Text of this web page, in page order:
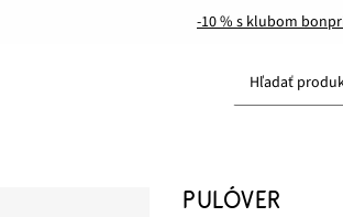
-10 % s klubom
Hľadať
PULÓVER